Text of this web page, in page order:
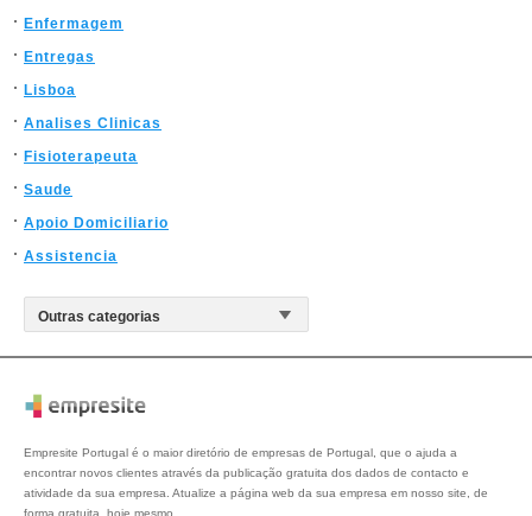
Enfermagem
Entregas
Lisboa
Analises Clinicas
Fisioterapeuta
Saude
Apoio Domiciliario
Assistencia
Empresite Portugal é o maior diretório de empresas de Portugal, que o ajuda a
encontrar novos clientes através da publicação gratuita dos dados de contacto e
atividade da sua empresa. Atualize a página web da sua empresa em nosso site, de